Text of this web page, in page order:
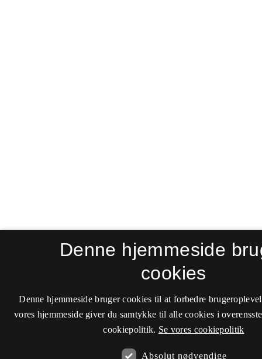
Denne hjemmeside
cookies
Denne hjemmeside bruger cookies til at forbedre
vores hjemmeside giver du samtykke til alle cookies i
cookiepolitik. Se vores cookiepolitik
Absolut nødvendige